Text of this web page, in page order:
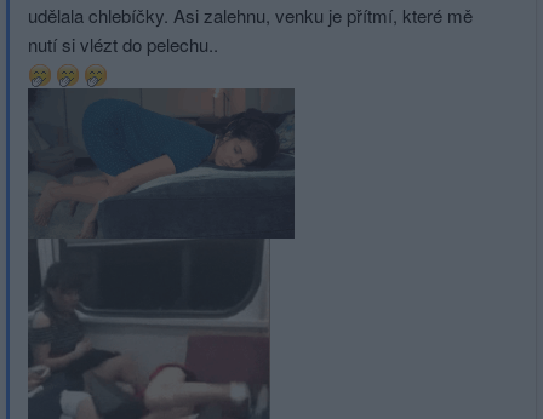
udělala chlebíčky. Asi zalehnu, venku je přítmí, které mě
nutí si vlézt do pelechu..